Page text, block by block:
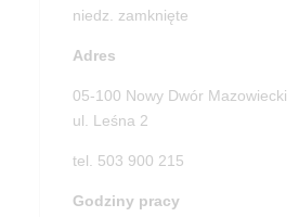
niedz. zamknięte
Adres
05-100 Nowy Dwór Mazowiecki
ul. Leśna 2
tel. 503 900 215
Godziny pracy